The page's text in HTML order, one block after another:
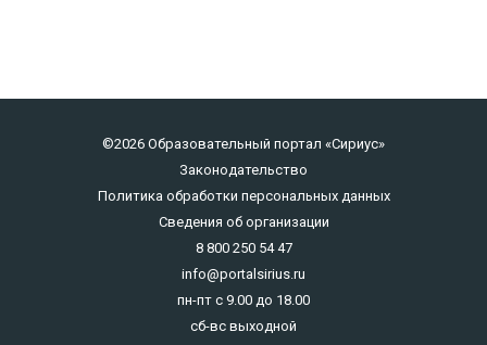
©2026 Образовательный портал «Сириус»
Законодательство
Политика обработки персональных данных
Сведения об организации
8 800 250 54 47
info@portalsirius.ru
пн-пт с 9.00 до 18.00
сб-вс выходной